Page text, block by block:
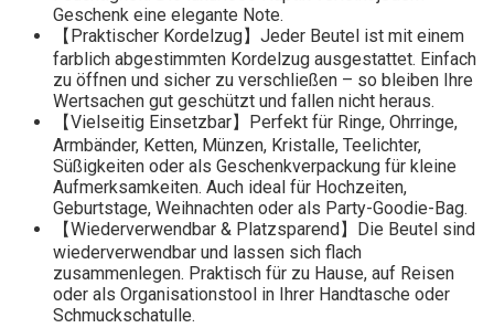
Geschenk eine elegante Note.
【Praktischer Kordelzug】Jeder Beutel ist mit einem
farblich abgestimmten Kordelzug ausgestattet. Einfach
zu öffnen und sicher zu verschließen – so bleiben Ihre
Wertsachen gut geschützt und fallen nicht heraus.
【Vielseitig Einsetzbar】Perfekt für Ringe, Ohrringe,
Armbänder, Ketten, Münzen, Kristalle, Teelichter,
Süßigkeiten oder als Geschenkverpackung für kleine
Aufmerksamkeiten. Auch ideal für Hochzeiten,
Geburtstage, Weihnachten oder als Party-Goodie-Bag.
【Wiederverwendbar & Platzsparend】Die Beutel sind
wiederverwendbar und lassen sich flach
zusammenlegen. Praktisch für zu Hause, auf Reisen
oder als Organisationstool in Ihrer Handtasche oder
Schmuckschatulle.